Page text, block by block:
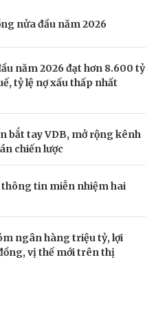
nửa đầu năm 2026
năm 2026 đạt hơn 8.600 tỷ
tỷ lệ nợ xấu thấp nhất
bắt tay VDB, mở rộng kênh
chiến lược
thông tin miễn nhiệm hai
ngân hàng triệu tỷ, lợi
vị thế mới trên thị